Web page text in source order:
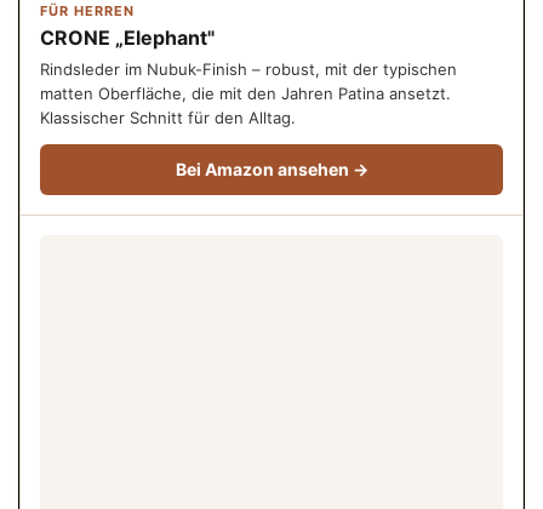
FÜR HERREN
CRONE „Elephant"
Rindsleder im Nubuk-Finish – robust, mit der typischen
matten Oberfläche, die mit den Jahren Patina ansetzt.
Klassischer Schnitt für den Alltag.
Bei Amazon ansehen →